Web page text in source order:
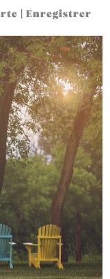
Enregistrer